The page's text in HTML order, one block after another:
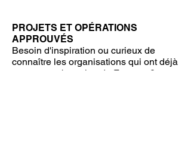
PROJETS ET OPÉRATIONS
APPROUVÉS
Besoin d'inspiration ou curieux de
connaître les organisations qui ont déjà
reçu une subvention de Fameus ?